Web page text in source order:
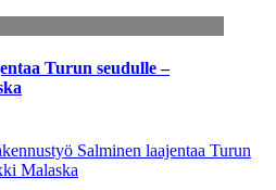
Turun seudulle –
Salminen laajentaa Turun
Malaska